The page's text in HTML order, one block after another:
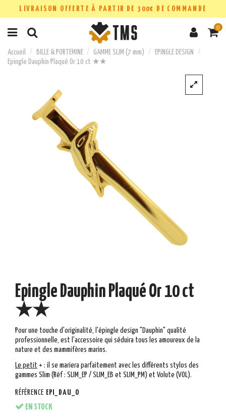
LIVRAISON OFFERTE À PARTIR DE 300€ DE COMMANDE
0
Accueil BILLE & PORTEMINE GAMME SLIM (7 mm)
EPINGLE DESIGN
Epingle Dauphin Plaqué Or 10 ct ★★
Epingle Dauphin Plaqué Or 10 ct
★★
Pour une touche d'originalité, l'épingle design "Dauphin" qualité
professionnelle, est l'accessoire qui séduira tous les amoureux de la
nature et des mammifères marins.
Le petit + : il se mariera parfaitement avec les différents stylos des
gammes Slim (Réf : SLIM_EP / SLIM_EB et SLIM_PM) et Volute (VOL).
RÉFÉRENCE EPI_DAU_O
EN STOCK